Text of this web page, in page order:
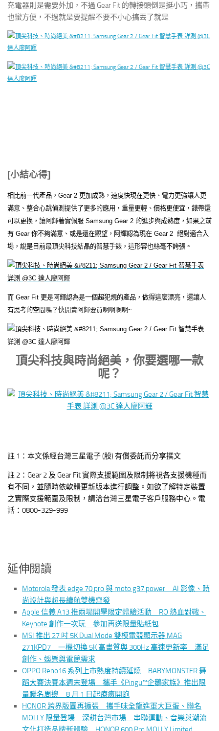
充電器則是需要外加，不過 Gear Fit 的轉接頭倒是挺小巧，攜帶
也蠻方便，不過就是要提醒不要不小心搞丟了就是
[小結心得]
相比前一代產品，Gear 2 更加成熟，速度快現在更快、電力更強讓人更
滿意、整合心跳偵測提供了更多的應用，重量更輕、價格更便宜，錶帶還
可以更換，讓阿輝著實佩服 Samsung Gear 2 的進步與成熟度，如果之前
有 Gear 你不夠滿意、或是還在觀望，阿輝認為現在 Gear 2 絕對適合入
場，說是目前最頂尖科技結晶的智慧手錶，這形容也絲毫不誇張。
而 Gear Fit 更是阿輝認為是一個超犯規的產品，做得這麼漂亮，還讓人
有思考的空間嗎？快開賣阿輝要買啊啊啊啊~
頂尖科技與時尚絕美，你要選哪一款
呢？
註 1：本文係經台灣三星電子 (股) 有償委託而分享撰文
註 2：Gear 2 及 Gear Fit 實際支援範圍及限制將視各支援機種而
有不同，並隨時依軟體更新版本進行調整。如欲了解特定裝置
之實際支援範圍及限制，請洽台灣三星電子客戶服務中心。電
話：0800-329-999​
延伸閱讀
Motorola 發表 edge 70 pro 與 moto g37 power AI 影像、時
尚設計與超長續航雙機齊發
Apple 信義 A13 推兩場開學限定體驗活動 RO 熱血對戰、
Keynote 創作一次玩 參加再送限量貼紙包
MSI 推出 27 吋 5K Dual Mode 雙模電競顯示器 MAG
271KPD7 一機切換 5K 高畫質與 300Hz 高速更新率 滿足
創作、娛樂與電競需求
OPPO Reno16 系列上市熱度持續延燒 BABYMONSTER 舞
蹈大賽決賽本週末登場 攜手《Pingu™企鵝家族》推出限
量聯名周邊 8 月 1 日起療癒開跑
HONOR 跨界版圖再擴張 攜手味全龍進軍大巨蛋、聯名
MOLLY 限量登場 深耕台灣市場 串聯運動、音樂與潮流